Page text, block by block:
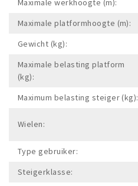
Maximale werkhoogte (m):
Maximale platformhoogte (m):
Gewicht (kg):
Maximale belasting platform
(kg):
Maximum belasting steiger (kg):
Wielen:
Type gebruiker:
Steigerklasse: